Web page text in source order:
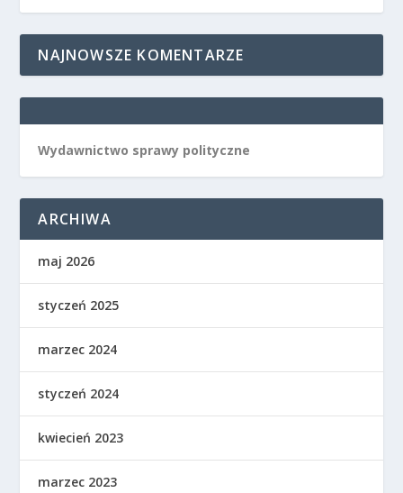
NAJNOWSZE KOMENTARZE
Wydawnictwo sprawy polityczne
ARCHIWA
maj 2026
styczeń 2025
marzec 2024
styczeń 2024
kwiecień 2023
marzec 2023